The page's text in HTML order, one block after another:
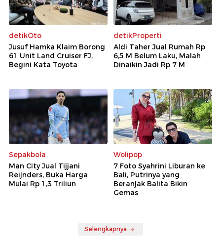
detikOto
Jusuf Hamka Klaim Borong
61 Unit Land Cruiser FJ,
Begini Kata Toyota
detikProperti
Aldi Taher Jual Rumah Rp
6,5 M Belum Laku, Malah
Dinaikin Jadi Rp 7 M
Sepakbola
Man City Jual Tijjani
Reijnders, Buka Harga
Mulai Rp 1,3 Triliun
Wolipop
7 Foto Syahrini Liburan ke
Bali, Putrinya yang
Beranjak Balita Bikin
Gemas
Selengkapnya